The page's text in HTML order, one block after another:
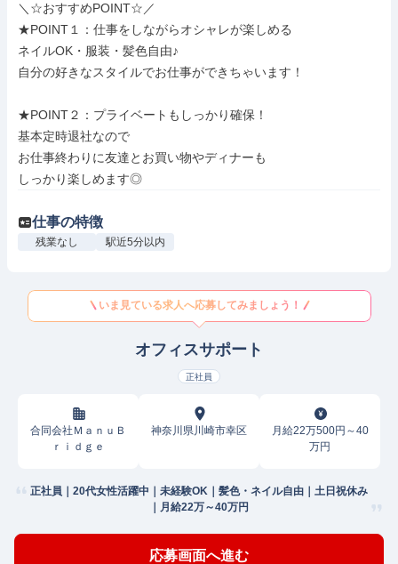
＼☆おすすめPOINT☆／
★POINT１：仕事をしながらオシャレが楽しめる
ネイルOK・服装・髪色自由♪
自分の好きなスタイルでお仕事ができちゃいます！
★POINT２：プライベートもしっかり確保！
基本定時退社なので
お仕事終わりに友達とお買い物やディナーも
しっかり楽しめます◎
仕事の特徴
残業なし 駅近5分以内
いま見ている求人へ応募してみましょう！
オフィスサポート
正社員
合同会社ＭａｎｕＢ
ｒｉｄｇｅ
神奈川県川崎市幸区
月給22万500円～40
万円
正社員｜20代女性活躍中｜未経験OK｜髪色・ネイル自由｜土日祝休み
｜月給22万～40万円
応募画面へ進む